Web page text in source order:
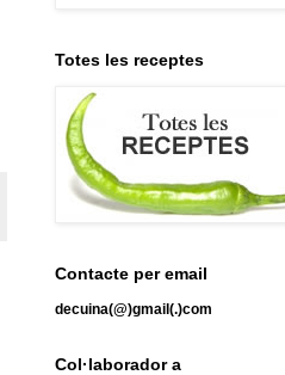
Totes les receptes
Contacte per email
decuina(@)gmail(.)com
Col·laborador a